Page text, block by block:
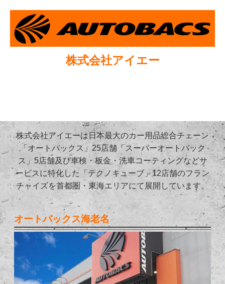
株式会社アイエー
株式会社アイエーは日本最大のカー用品総合チェーン
「オートバックス」25店舗「スーパーオートバック
ス」5店舗及び車検・板金・洗車コーティングなどサ
ービスに特化した「テクノキューブ」12店舗のフラン
チャイズを首都圏・東海エリアにて展開しています。
オートバックス海老名